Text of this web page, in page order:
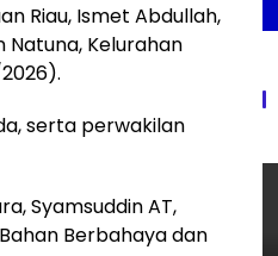
Riau, Ismet Abdullah,
Natuna, Kelurahan
serta perwakilan
Syamsuddin AT,
Berbahaya dan